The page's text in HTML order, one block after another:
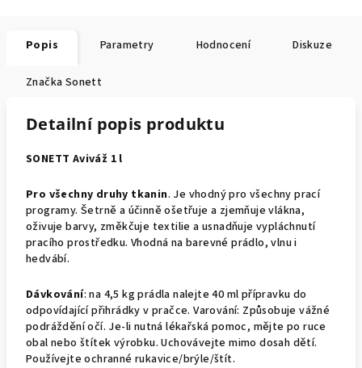
Popis Parametry Hodnocení Diskuze
Značka Sonett
Detailní popis produktu
SONETT Aviváž 1 l
Pro všechny druhy tkanin. Je vhodný pro všechny prací
programy. Šetrně a účinně ošetřuje a zjemňuje vlákna,
oživuje barvy, změkčuje textilie a usnadňuje vypláchnutí
pracího prostředku. Vhodná na barevné prádlo, vlnu i
hedvábí.
Dávkování: na 4,5 kg prádla nalejte 40 ml přípravku do
odpovídající přihrádky v pračce. Varování: Způsobuje vážné
podráždění očí. Je-li nutná lékařská pomoc, mějte po ruce
obal nebo štítek výrobku. Uchovávejte mimo dosah dětí.
Používejte ochranné rukavice/brýle/štít.